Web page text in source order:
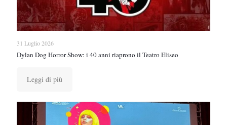
31 Luglio 2026
Dylan Dog Horror Show: i 40 anni riaprono il Teatro Eliseo
Leggi di più